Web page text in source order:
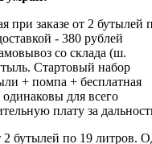
при заказе от 2 бутылей
- 380 рублей
со склада (ш.
Стартовый набор
+ помпа + бесплатная
для всего
плату за
2 бутылей по 19 литров.